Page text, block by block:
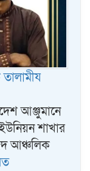
আঞ্জুমানে
শাখার
আঞ্চলিক